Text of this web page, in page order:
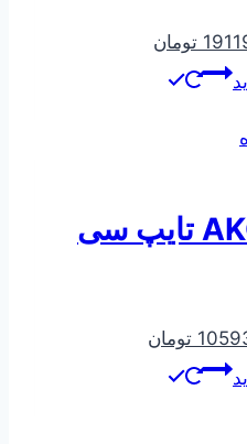
تومان
هندزفری AKG تایپ سی
تومان